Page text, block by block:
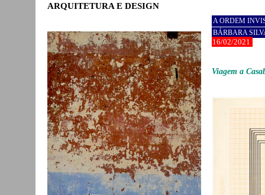
ARQUITETURA E DESIGN
A ORDEM
BÁRBARA
16/02/2021
Viagem a